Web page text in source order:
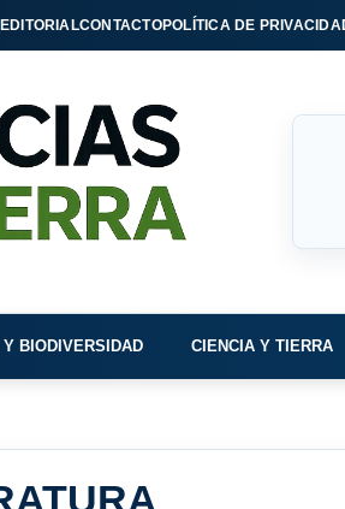
CONTACTOPOLÍTICA DE
Y BIODIVERSIDAD CIENCIA Y TIERRA